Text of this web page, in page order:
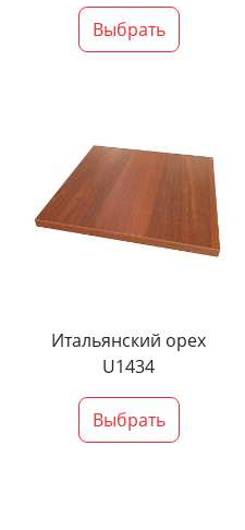
Выбрать
Итальянский орех
U1434
Выбрать